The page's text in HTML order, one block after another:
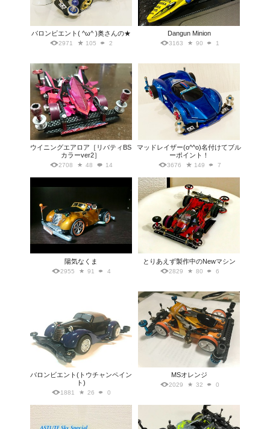
バロンビエント( ^ω^ )奥さんの★
2971 105 2
Dangun Minion
3163 90 1
ウイニングエアロア［リバティBS
カラーver2］
2708 48 14
マッドレイザー(o^^o)名付けてブル
ーポイント！
3676 149 7
陽気なくま
2955 91 4
とりあえず製作中のNewマシン
2829 80 6
バロンビエント(トウチャンペイン
ト)
1881 26 0
MSオレンジ
2029 32 0